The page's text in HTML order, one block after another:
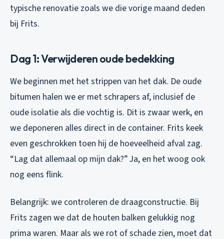
typische renovatie zoals we die vorige maand deden
bij Frits.
Dag 1: Verwijderen oude bedekking
We beginnen met het strippen van het dak. De oude
bitumen halen we er met schrapers af, inclusief de
oude isolatie als die vochtig is. Dit is zwaar werk, en
we deponeren alles direct in de container. Frits keek
even geschrokken toen hij de hoeveelheid afval zag.
“Lag dat allemaal op mijn dak?” Ja, en het woog ook
nog eens flink.
Belangrijk: we controleren de draagconstructie. Bij
Frits zagen we dat de houten balken gelukkig nog
prima waren. Maar als we rot of schade zien, moet dat